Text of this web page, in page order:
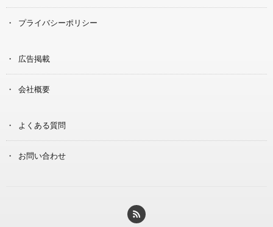
プライバシーポリシー
広告掲載
会社概要
よくある質問
お問い合わせ